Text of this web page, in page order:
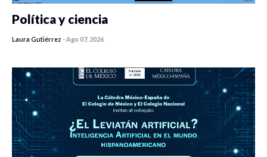
Política y ciencia
Laura Gutiérrez -Ago 07, 2026